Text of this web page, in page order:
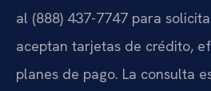
al (888) 437-7747 para
aceptan tarjetas de crédito,
planes de pago. La consulta